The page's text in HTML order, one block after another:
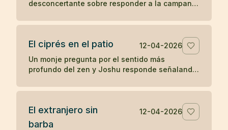
desconcertante sobre responder a la campana
koan sobre sonido, forma y comprensión
El ciprés en el patio
12-04-2026
Un monje pregunta por el sentido más
profundo del zen y Joshu responde señalando
no se separa de lo inmediato.
El extranjero sin
barba
12-04-2026